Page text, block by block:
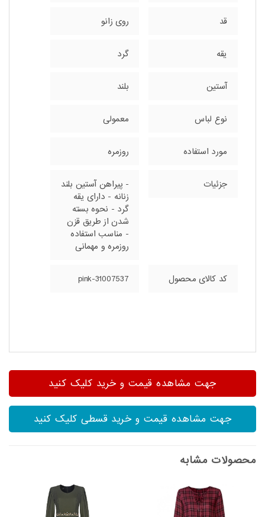
قد روی زانو
یقه گرد
آستین بلند
نوع لباس معمولی
مورد استفاده روزمره
جزئیات
- پیراهن آستین بلند
زنانه - دارای یقه
گرد - نحوه بسته
شدن از طریق قزن
- مناسب استفاده
روزمره و مهمانی
کد کالای محصول 31007537-pink
جهت مشاهده قیمت و خرید کلیک کنید
جهت مشاهده قیمت و خرید قسطی کلیک کنید
محصولات مشابه